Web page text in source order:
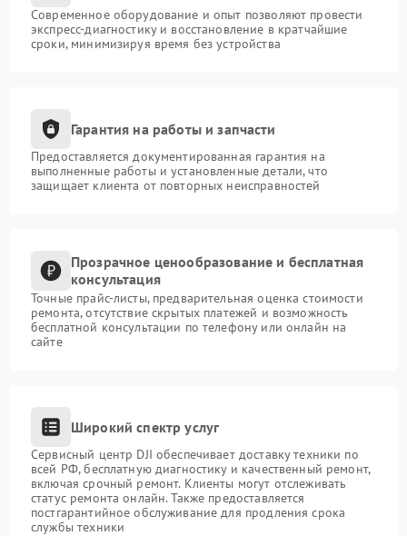
Современное оборудование и опыт позволяют провести
экспресс-диагностику и восстановление в кратчайшие
сроки, минимизируя время без устройства
Гарантия на работы и запчасти
Предоставляется документированная гарантия на
выполненные работы и установленные детали, что
защищает клиента от повторных неисправностей
Прозрачное ценообразование и бесплатная
консультация
Точные прайс-листы, предварительная оценка стоимости
ремонта, отсутствие скрытых платежей и возможность
бесплатной консультации по телефону или онлайн на
сайте
Широкий спектр услуг
Сервисный центр DJI обеспечивает доставку техники по
всей РФ, бесплатную диагностику и качественный ремонт,
включая срочный ремонт. Клиенты могут отслеживать
статус ремонта онлайн. Также предоставляется
постгарантийное обслуживание для продления срока
службы техники